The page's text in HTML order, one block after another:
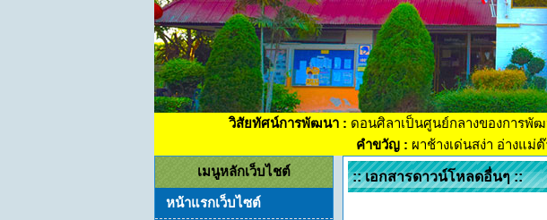
วิสัยทัศน์การพัฒนา : ดอนศิลาเป็นศูนย์กลางของการพั
คำขวัญ : ผาช้างเด่นสง่า อ่างแ
เมนูหลักเว็บไชต์
หน้าแรกเว็บไซต์
:: เอกสารดาวน์โหลดอื่นๆ ::